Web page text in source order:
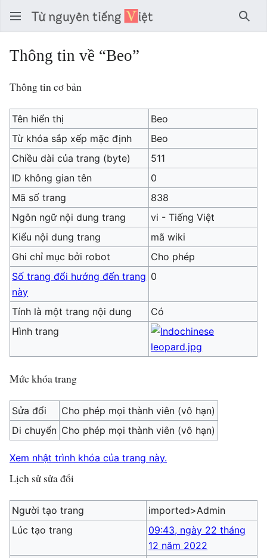
Tìm
Thông tin về “Beo”
Thông tin cơ bản
Tên hiển thị
Beo
Từ khóa sắp xếp mặc định
Beo
Chiều dài của trang (byte)
511
ID không gian tên
0
Mã số trang
838
Ngôn ngữ nội dung trang
vi - Tiếng Việt
Kiểu nội dung trang
mã wiki
Ghi chỉ mục bởi robot
Cho phép
Số trang đổi hướng đến trang
này
0
Tính là một trang nội dung
Có
Hình trang
Mức khóa trang
Sửa đổi
Cho phép mọi thành viên (vô hạn)
Di chuyển Cho phép mọi thành viên (vô hạn)
Xem nhật trình khóa của trang này.
Lịch sử sửa đổi
Người tạo trang
imported>Admin
Lúc tạo trang
09:43, ngày 22 tháng
12 năm 2022